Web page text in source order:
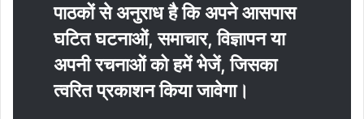
पाठकों से अनुराध है कि अपने आसपास
घटित घटनाओं, समाचार, विज्ञापन या
अपनी रचनाओं को हमें भेजें, जिसका
त्‍वरित प्रकाशन किया जावेगा।